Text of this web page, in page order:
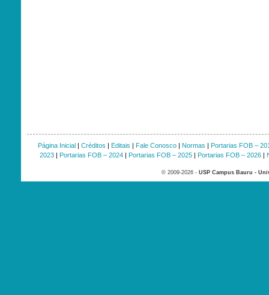
Página Inicial| Créditos | Editais | Fale Conosco| Normas | Portarias FOB –
2023| Portarias FOB – 2024| Portarias FOB – 2025| Portarias FOB – 2026|
© 2009-2026 - USP Campus Bauru -